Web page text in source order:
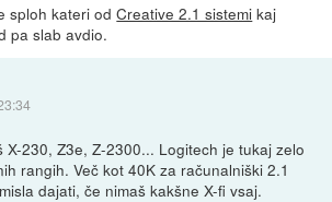
sploh kateri odCreative 2.1 sistemi kaj
pa slab avdio.
X-230, Z3e, Z-2300... Logitech je tukaj zelo
rangih. Več kot 40K za računalniški 2.1
dajati, če nimaš kakšne X-fi vsaj.